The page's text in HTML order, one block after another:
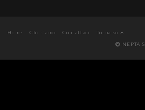
Home Chi siamo Contattaci
Torna su
NEPTA